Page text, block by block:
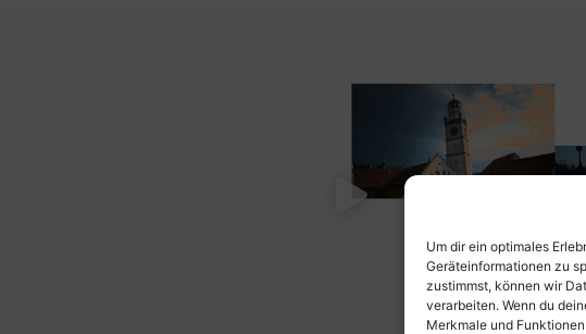
Um dir ein optimales
Geräteinformationen zu
zustimmst, können wir
verarbeiten. Wenn du
Merkmale und